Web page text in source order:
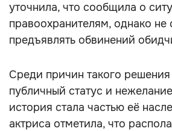
уточнила, что сообщила о
правоохранителям, однако не
предъявлять обвинений
Среди причин такого решения
публичный статус и
история стала частью её
актриса отметила, что